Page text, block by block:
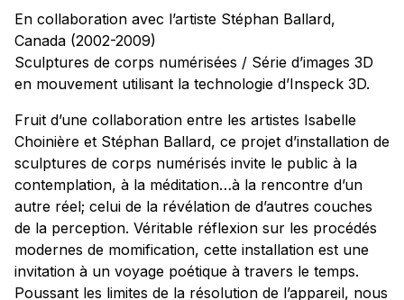
En collaboration avec l’artiste Stéphan Ballard,
Canada (2002-2009)
Sculptures de corps numérisées / Série d’images 3D
en mouvement utilisant la technologie d’Inspeck 3D.
Fruit d’une collaboration entre les artistes Isabelle
Choinière et Stéphan Ballard, ce projet d’installation de
sculptures de corps numérisés invite le public à la
contemplation, à la méditation…à la rencontre d’un
autre réel; celui de la révélation de d’autres couches
de la perception. Véritable réflexion sur les procédés
modernes de momification, cette installation est une
invitation à un voyage poétique à travers le temps.
Poussant les limites de la résolution de l’appareil, nous